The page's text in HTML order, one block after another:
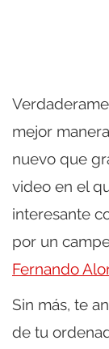
mejor
nuevo que
video en el
interesante
por un
Fernando
Sin más, te
de tu